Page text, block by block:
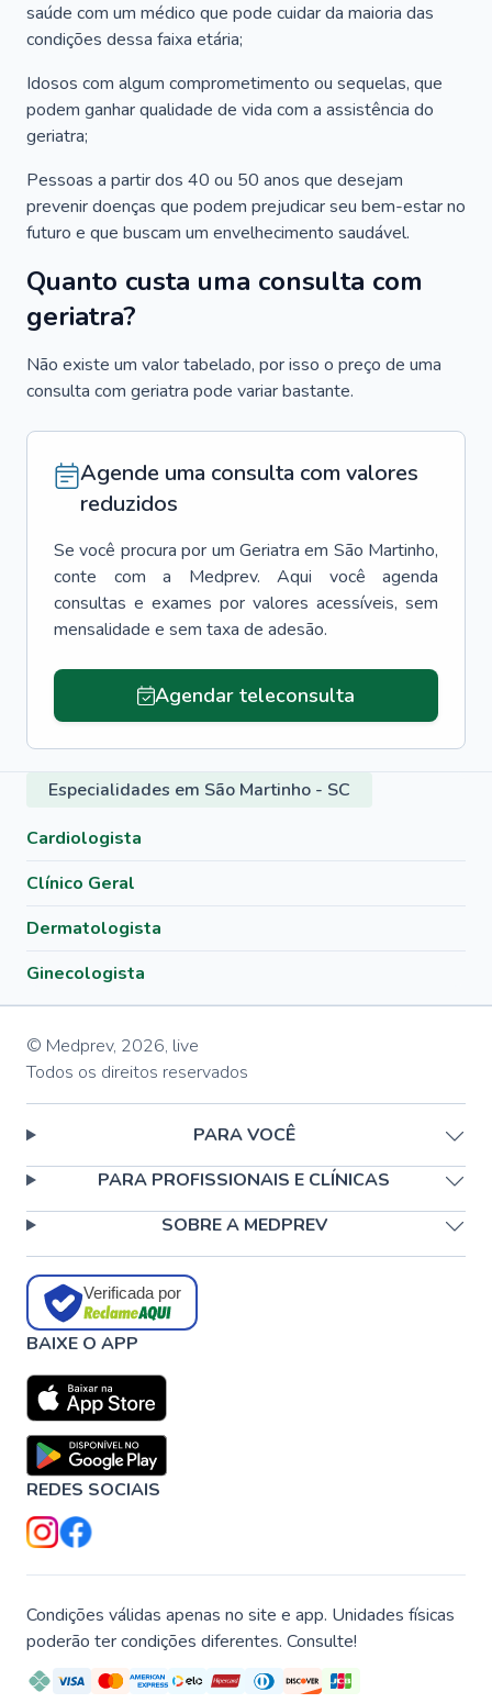
saúde com um médico que pode cuidar da maioria das
condições dessa faixa etária;
Idosos com algum comprometimento ou sequelas, que
podem ganhar qualidade de vida com a assistência do
geriatra;
Pessoas a partir dos 40 ou 50 anos que desejam
prevenir doenças que podem prejudicar seu bem-estar no
futuro e que buscam um envelhecimento saudável.
Quanto custa uma consulta com
geriatra?
Não existe um valor tabelado, por isso o preço de uma
consulta com geriatra pode variar bastante.
Agende uma consulta com valores
reduzidos
Se você procura por um Geriatra em São Martinho,
conte com a Medprev. Aqui você agenda
consultas e exames por valores acessíveis, sem
mensalidade e sem taxa de adesão.
Agendar teleconsulta
Especialidades em São Martinho - SC
Cardiologista
Clínico Geral
Dermatologista
Ginecologista
© Medprev, 2026, live
Todos os direitos reservados
PARA VOCÊ
PARA PROFISSIONAIS E CLÍNICAS
SOBRE A MEDPREV
Verificada por
BAIXE O APP
REDES SOCIAIS
Condições válidas apenas no site e app. Unidades físicas
poderão ter condições diferentes. Consulte!